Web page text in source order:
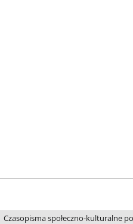
Czasopisma społeczno-kulturalne